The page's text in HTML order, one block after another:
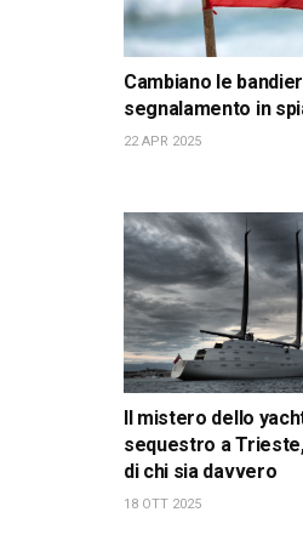
Cambiano le
segnalamento in
22 APR 2025
Il mistero dello
sequestro a
di chi sia davvero
18 OTT 2025